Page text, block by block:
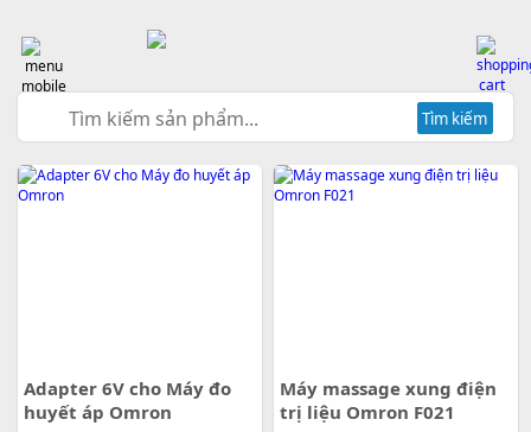
Tìm kiếm
Adapter 6V cho Máy đo
huyết áp Omron
Máy massage xung điện
trị liệu Omron F021